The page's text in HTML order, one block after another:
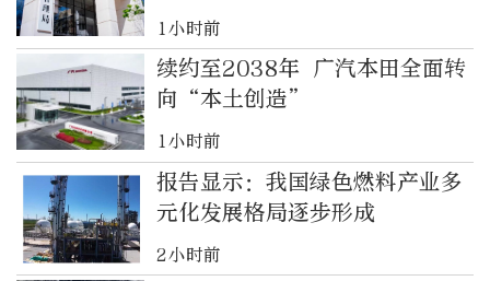
1小时前
续约至2038年 广汽本田全面转
向“本土创造”
1小时前
报告显示：我国绿色燃料产业多
元化发展格局逐步形成
2小时前